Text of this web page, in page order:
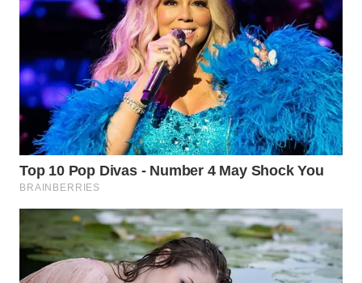
WN
Wahana
Media
Group
WAHANA
NEWS
TANI
WAHANA
ADVOKAT